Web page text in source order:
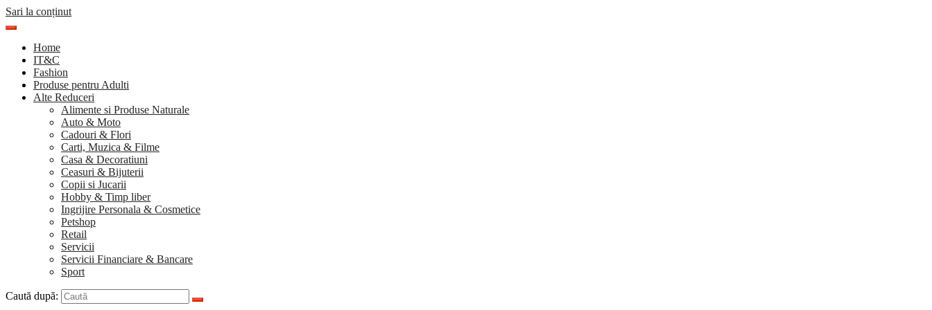
Sari la conținut
Home
IT&C
Fashion
Produse pentru Adulti
Alte Reduceri
Alimente si Produse Naturale
Auto & Moto
Cadouri & Flori
Carti, Muzica & Filme
Casa & Decoratiuni
Ceasuri & Bijuterii
Copii si Jucarii
Hobby & Timp liber
Ingrijire Personala & Cosmetice
Petshop
Retail
Servicii
Servicii Financiare & Bancare
Sport
Caută după: